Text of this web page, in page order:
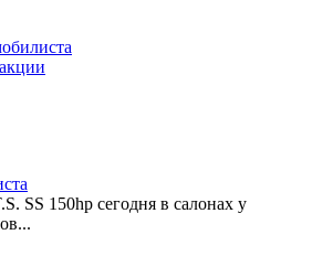
SS 150hp сегодня в салонах у